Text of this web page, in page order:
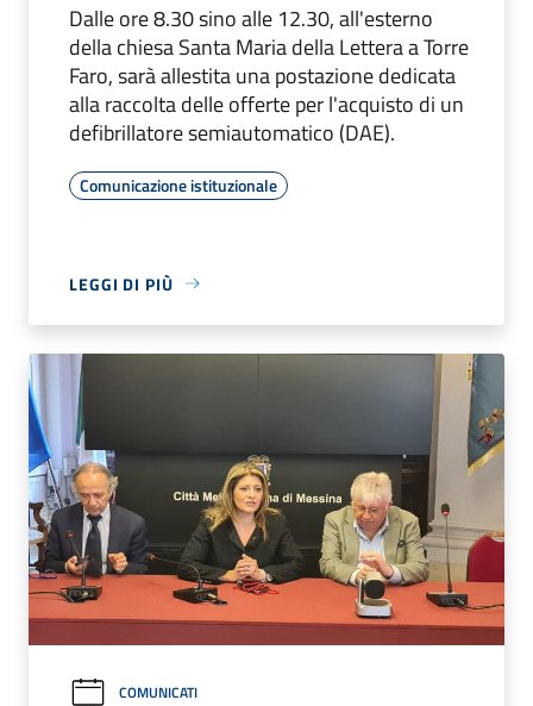
Dalle ore 8.30 sino alle 12.30, all'esterno
della chiesa Santa Maria della Lettera a Torre
Faro, sarà allestita una postazione dedicata
alla raccolta delle offerte per l'acquisto di un
defibrillatore semiautomatico (DAE).
Comunicazione istituzionale
LEGGI DI PIÙ
COMUNICATI